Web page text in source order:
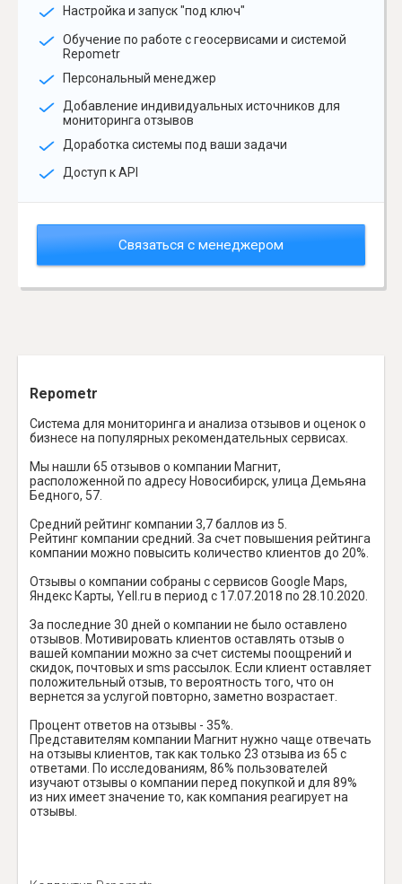
Настройка и запуск "под ключ"
Обучение по работе с геосервисами и системой
Repometr
Персональный менеджер
Добавление индивидуальных источников для
мониторинга отзывов
Доработка системы под ваши задачи
Доступ к API
Связаться с менеджером
Repometr
Система для мониторинга и анализа отзывов и оценок о
бизнесе на популярных рекомендательных сервисах.
Мы нашли 65 отзывов о компании Магнит,
расположенной по адресу Новосибирск, улица Демьяна
Бедного, 57.
Средний рейтинг компании 3,7 баллов из 5.
Рейтинг компании средний. За счет повышения рейтинга
компании можно повысить количество клиентов до 20%.
Отзывы о компании собраны с сервисов Google Maps,
Яндекс Карты, Yell.ru в период с 17.07.2018 по 28.10.2020.
За последние 30 дней о компании не было оставлено
отзывов. Мотивировать клиентов оставлять отзыв о
вашей компании можно за счет системы поощрений и
скидок, почтовых и sms рассылок. Если клиент оставляет
положительный отзыв, то вероятность того, что он
вернется за услугой повторно, заметно возрастает.
Процент ответов на отзывы - 35%.
Представителям компании Магнит нужно чаще отвечать
на отзывы клиентов, так как только 23 отзыва из 65 с
ответами. По исследованиям, 86% пользователей
изучают отзывы о компании перед покупкой и для 89%
из них имеет значение то, как компания реагирует на
отзывы.